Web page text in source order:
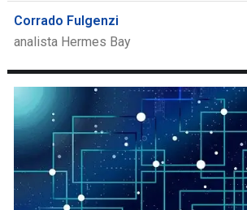
Corrado Fulgenzi
analista Hermes Bay